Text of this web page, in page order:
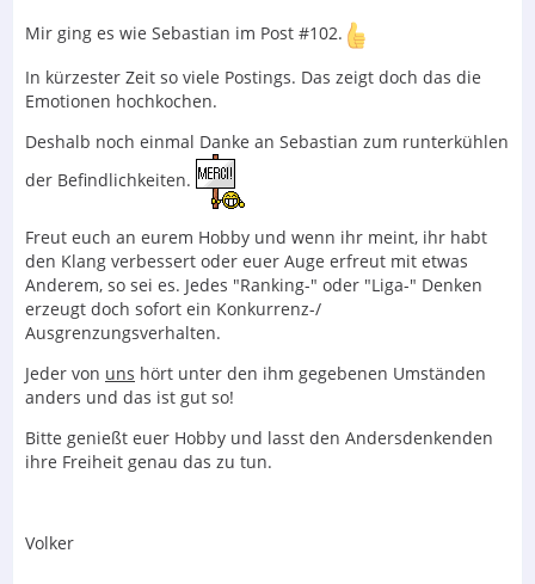
Mir ging es wie Sebastian im Post #102.
In kürzester Zeit so viele Postings. Das zeigt doch das die
Emotionen hochkochen.
Deshalb noch einmal Danke an Sebastian zum runterkühlen
der Befindlichkeiten.
Freut euch an eurem Hobby und wenn ihr meint, ihr habt
den Klang verbessert oder euer Auge erfreut mit etwas
Anderem, so sei es. Jedes "Ranking-" oder "Liga-" Denken
erzeugt doch sofort ein Konkurrenz-/
Ausgrenzungsverhalten.
Jeder von uns hört unter den ihm gegebenen Umständen
anders und das ist gut so!
Bitte genießt euer Hobby und lasst den Andersdenkenden
ihre Freiheit genau das zu tun.
Volker